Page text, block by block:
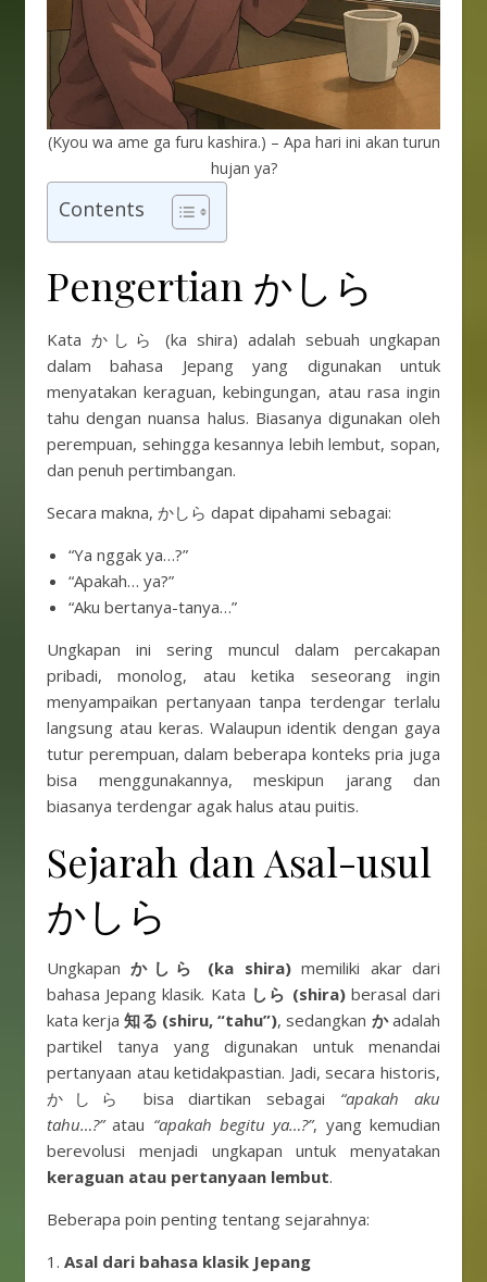
(Kyou wa ame ga furu kashira.) – Apa hari ini akan turun
hujan ya?
Contents
Pengertian かしら
Kata かしら (ka shira) adalah sebuah ungkapan
dalam bahasa Jepang yang digunakan untuk
menyatakan keraguan, kebingungan, atau rasa ingin
tahu dengan nuansa halus. Biasanya digunakan oleh
perempuan, sehingga kesannya lebih lembut, sopan,
dan penuh pertimbangan.
Secara makna, かしら dapat dipahami sebagai:
“Ya nggak ya…?”
“Apakah… ya?”
“Aku bertanya-tanya…”
Ungkapan ini sering muncul dalam percakapan
pribadi, monolog, atau ketika seseorang ingin
menyampaikan pertanyaan tanpa terdengar terlalu
langsung atau keras. Walaupun identik dengan gaya
tutur perempuan, dalam beberapa konteks pria juga
bisa menggunakannya, meskipun jarang dan
biasanya terdengar agak halus atau puitis.
Sejarah dan Asal-usul
かしら
Ungkapanかしら (ka shira)memiliki akar dari
bahasa Jepang klasik. Kata しら (shira)berasal dari
kata kerja知る (shiru, “tahu”), sedangkan かadalah
partikel tanya yang digunakan untuk menandai
pertanyaan atau ketidakpastian. Jadi, secara historis,
かしら bisa diartikan sebagai “apakah aku
tahu…?”atau “apakah begitu ya…?”, yang kemudian
berevolusi menjadi ungkapan untuk menyatakan
keraguan atau pertanyaan lembut.
Beberapa poin penting tentang sejarahnya:
1. Asal dari bahasa klasik Jepang